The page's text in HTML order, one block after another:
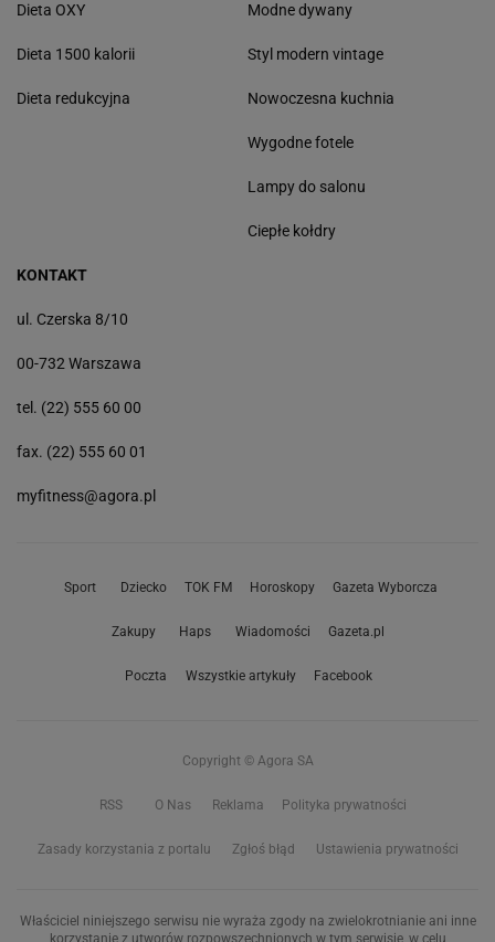
Dieta OXY
Dieta 1500 kalorii
Dieta redukcyjna
Modne dywany
Styl modern vintage
Nowoczesna kuchnia
Wygodne fotele
Lampy do salonu
Ciepłe kołdry
KONTAKT
ul. Czerska 8/10
00-732 Warszawa
tel. (22) 555 60 00
fax. (22) 555 60 01
myfitness@agora.pl
Sport Dziecko TOK FM Horoskopy Gazeta Wyborcza
Zakupy Haps Wiadomości Gazeta.pl
Poczta Wszystkie artykuły Facebook
Copyright © Agora SA
RSS O Nas Reklama Polityka prywatności
Zasady korzystania z portalu Zgłoś błąd Ustawienia prywatności
Właściciel niniejszego serwisu nie wyraża zgody na zwielokrotnianie ani inne